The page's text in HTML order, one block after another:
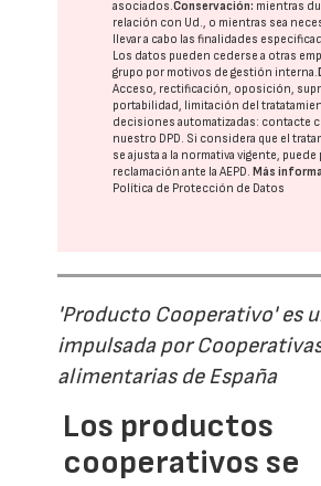
asociados.Conservación: mientras
relación con Ud., o mientras sea
llevar a cabo las finalidades
Los datos pueden cederse a otras
grupo por motivos de gestión interna.
Acceso, rectificación, oposición,
portabilidad, limitación del
decisiones automatizadas: contacte
nuestro DPD. Si considera que el
se ajusta a la normativa vigente,
reclamación ante laAEPD.Más
Política de Protección de Datos
'Producto Cooperativo' es
impulsada por
alimentarias de España
Los productos
cooperativos se